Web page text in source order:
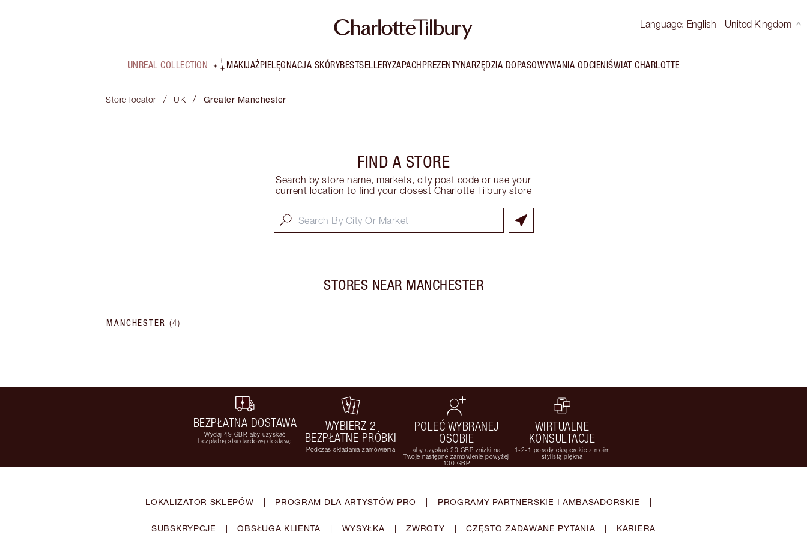
Language: English - United Kingdom
UNREAL COLLECTION MAKIJAŻPIELĘGNACJA SKÓRYBESTSELLERYZAPACHPREZENTYNARZĘDZIA DOPASOWYWANIA ODCIENIŚWIAT CHARLOTTE
Store locator / UK / Greater Manchester
FIND A STORE
Search by store name, markets, city post code or use your
current location to find your closest Charlotte Tilbury store
STORES NEAR MANCHESTER
MANCHESTER (4)
BEZPŁATNA DOSTAWA
Wydaj 49 GBP, aby uzyskać
bezpłatną standardową dostawę
WYBIERZ 2
BEZPŁATNE PRÓBKI
Podczas składania zamówienia
POLEĆ WYBRANEJ
OSOBIE
aby uzyskać 20 GBP zniżki na
Twoje następne zamówienie powyżej
100 GBP
WIRTUALNE
KONSULTACJE
1-2-1 porady eksperckie z moim
stylistą piękna
LOKALIZATOR SKLEPÓW | PROGRAM DLA ARTYSTÓW PRO | PROGRAMY PARTNERSKIE I AMBASADORSKIE |
SUBSKRYPCJE | OBSŁUGA KLIENTA | WYSYŁKA | ZWROTY | CZĘSTO ZADAWANE PYTANIA | KARIERA